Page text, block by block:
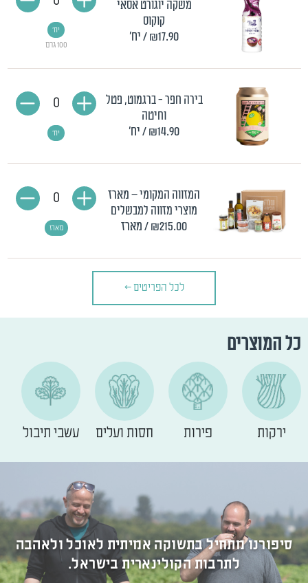
משקה יוגורט אסאי
קוקוס
₪17.90/ יח'
100 גרם
יח'
בירה חפר - ברגמוט, פטל
וחיטה
₪14.90/ יח' יח'
0
המזווה המקומי – מארז
מוצרי מזווה למבשלים
₪215.00/ מארז מארז
0
לכל הפריטים>
כל המוצרים
ירקות פירות חסות ועלים עשבי תיבול
סיפורנו מתחיל בתשוקה אמיתית לאוכל ולאהבה
לתרבות הקולינארית בישראל.